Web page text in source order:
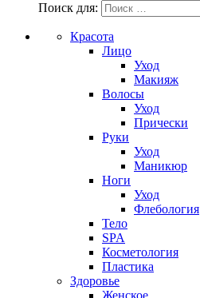
Поиск для:
Красота
Лицо
Уход
Макияж
Волосы
Уход
Прически
Руки
Уход
Маникюр
Ноги
Уход
Флебология
Тело
SPA
Косметология
Пластика
Здоровье
Женское